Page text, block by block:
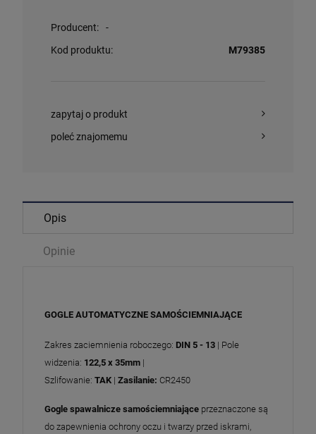
Producent:
-
Kod produktu:
M79385
zapytaj o produkt
poleć znajomemu
Opis
Opinie
GOGLE AUTOMATYCZNE SAMOŚCIEMNIAJĄCE
Zakres zaciemnienia roboczego: DIN 5 - 13 | Pole
widzenia: 122,5 x 35mm |
Szlifowanie: TAK | Zasilanie: CR2450
Gogle spawalnicze samościemniające przeznaczone są
do zapewnienia ochrony oczu i twarzy przed iskrami,